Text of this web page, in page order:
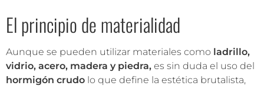
El principio de materialidad
Aunque se pueden utilizar materiales como ladrillo,
vidrio, acero, madera y piedra, es sin duda el uso del
hormigón crudo lo que define la estética brutalista,